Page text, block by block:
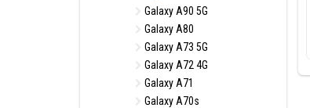
Galaxy A90 5G
Galaxy A80
Galaxy A73 5G
Galaxy A72 4G
Galaxy A71
Galaxy A70s